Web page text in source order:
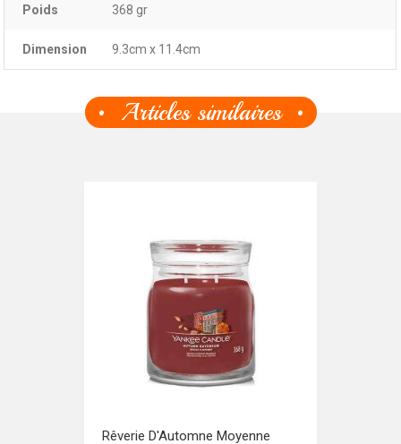
Poids 368 gr
Dimension 9.3cm x 11.4cm
Articles similaires
Rêverie D'Automne Moyenne